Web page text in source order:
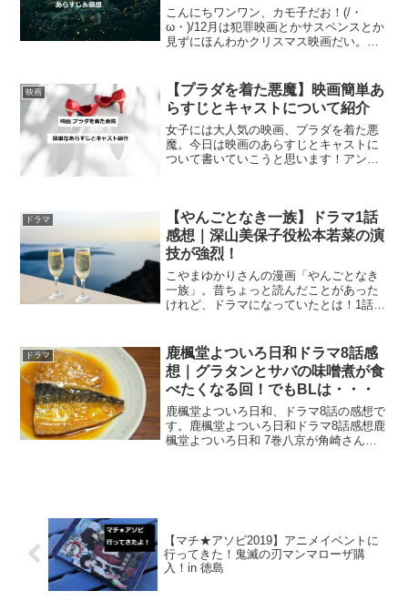
こんにちワンワン、カモ子だお！(/・
ω・)/12月は犯罪映画とかサスペンスとか
見ずにほんわかクリスマス映画だい。と
YO!!netflix映画「クリスマスプリンス」
あらすじ主人公...
映画
【プラダを着た悪魔】映画簡単あ
らすじとキャストについて紹介
女子には大人気の映画、プラダを着た悪
魔。今日は映画のあらすじとキャストに
ついて書いていこうと思います！アンド
悪魔の簡単なあらすじアン...
ドラマ
【やんごとなき一族】ドラマ1話
感想｜深山美保子役松本若菜の演
技が強烈！
こやまゆかりさんの漫画「やんごとなき
一族」。昔ちょっと読んだことがあった
けれど、ドラマになっていたとは！1話を
が上手！ドラマ「やんごとなき一族」と
は？やんごとなき一族（...
ドラマ
鹿楓堂よついろ日和ドラマ8話感
想｜グラタンとサバの味噌煮が食
べたくなる回！でもBLは・・・
鹿楓堂よついろ日和、ドラマ8話の感想で
す。鹿楓堂よついろ日和ドラマ8話感想鹿
楓堂よついろ日和 7巻八京が角崎さんの
【マチ★アソビ2019】アニメイベントに
行ってきた！鬼滅の刃マンマローザ購
入！in 徳島